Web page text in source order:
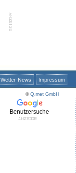
Wetter-News Impressum
©Q.met GmbH
Benutzersuche